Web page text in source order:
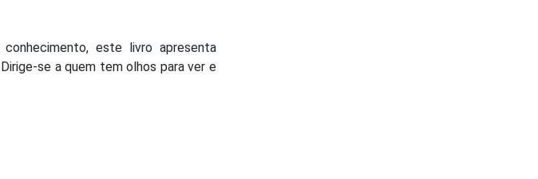
este livro apresenta
se a quem tem olhos para ver e